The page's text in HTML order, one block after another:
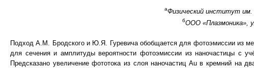
аФизический институт им.
бООО «Плазмоника»,
Подход А.М. Бродского и Ю.Я. Гуревича обобщается для фотоэмиссии из
для сечения и амплитуды вероятности фотоэмиссии из наночастицы с
Предсказано увеличение фототока из слоя наночастиц Au в кремний на